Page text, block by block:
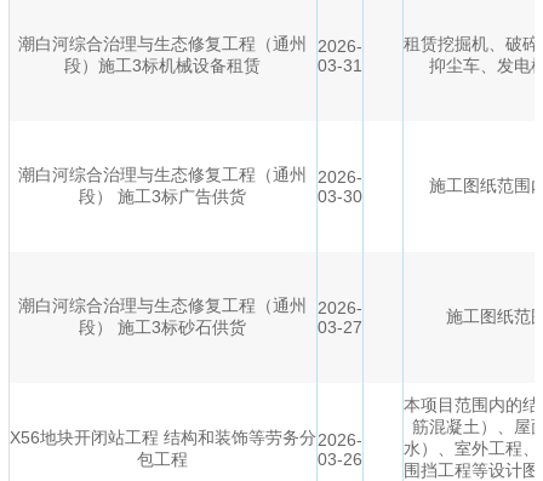
潮白河综合治理与生态修复工程（通州
段）施工3标机械设备租赁
2026-
03-31
租赁挖掘机、破
抑尘车、发电
潮白河综合治理与生态修复工程（通州
段） 施工3标广告供货
2026-
03-30
施工图纸范围
潮白河综合治理与生态修复工程（通州
段） 施工3标砂石供货
2026-
03-27
施工图纸范
X56地块开闭站工程 结构和装饰等劳务分
包工程
2026-
03-26
本项目范围内的
筋混凝土）、屋
水）、室外工程
围挡工程等设计